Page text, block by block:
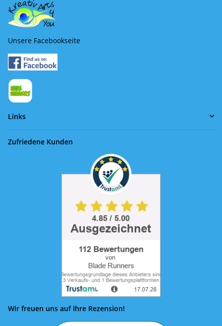
Unsere Facebookseite
Links
Zufriedene Kunden
Wir freuen uns auf Ihre Rezension!